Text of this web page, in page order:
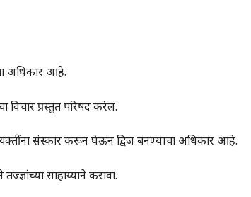
अधिकार आहे.
प्रस्तुत परिषद करेल.
संस्कार करून घेऊन द्विज बनण्याचा अधिकार आहे.
साहाय्याने करावा.